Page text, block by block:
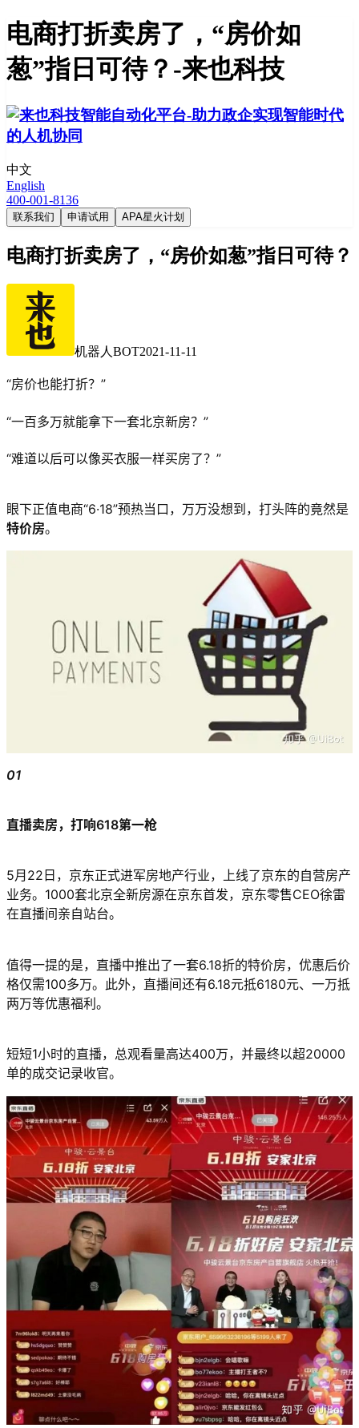
电商打折卖房了，“房价如
葱”指日可待？-来也科技
中文
English
400-001-8136
联系我们 申请试用 APA星火计划
电商打折卖房了，“房价如葱”指日可待？
机器人BOT2021-11-11
“房价也能打折？”
“一百多万就能拿下一套北京新房？”
“难道以后可以像买衣服一样买房了？”
眼下正值电商“6·18”预热当口，万万没想到，打头阵的竟然是
特价房。
01
直播卖房，打响618第一枪
5月22日，京东正式进军房地产行业，上线了京东的自营房产
业务。1000套北京全新房源在京东首发，京东零售CEO徐雷
在直播间亲自站台。
值得一提的是，直播中推出了一套6.18折的特价房，优惠后价
格仅需100多万。此外，直播间还有6.18元抵6180元、一万抵
两万等优惠福利。
短短1小时的直播，总观看量高达400万，并最终以超20000
单的成交记录收官。